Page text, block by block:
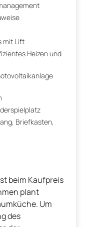
mit Lift
Heizen und
Briefkasten,
beim Kaufpreis
plant
Um
des